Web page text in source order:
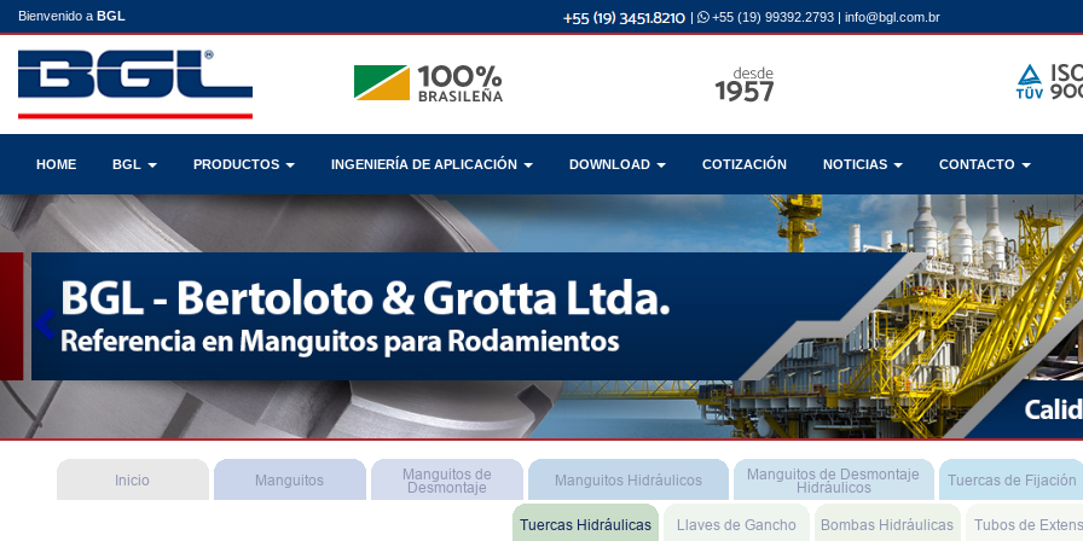
Bienvenido a BGL | +55 (19) 99392.2793 | info@bgl.com.br
HOME BGL PRODUCTOS INGENIERÍA DE APLICACIÓN DOWNLOAD COTIZACIÓN NOTICIAS CONTACTO
Previous